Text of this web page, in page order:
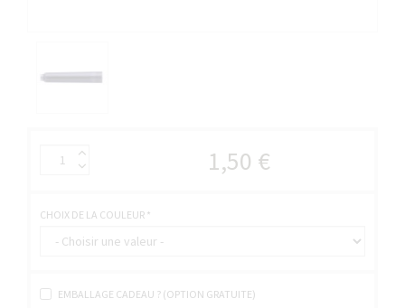
1,50 €
CHOIX DE LA COULEUR *
EMBALLAGE CADEAU ? (OPTION GRATUITE)